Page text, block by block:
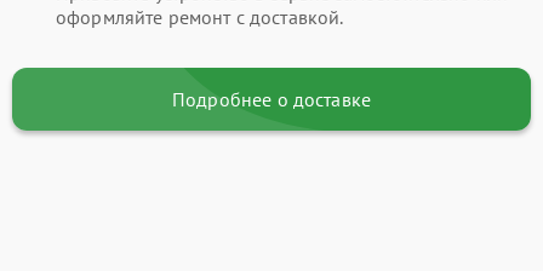
оформляйте ремонт с доставкой.
Подробнее о доставке